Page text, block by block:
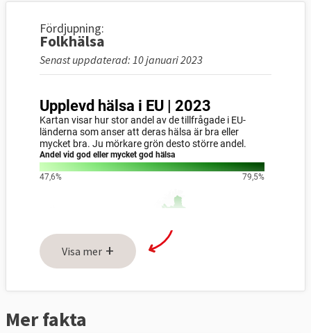
Fördjupning:
Folkhälsa
Senast uppdaterad: 10 januari 2023
Visa mer +
Mer fakta